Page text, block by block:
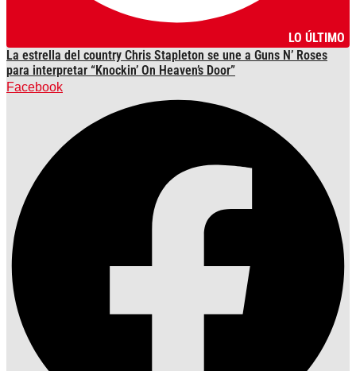
LO ÚLTIMO
La estrella del country Chris Stapleton se une a Guns N’ Roses
para interpretar “Knockin’ On Heaven’s Door”
Facebook